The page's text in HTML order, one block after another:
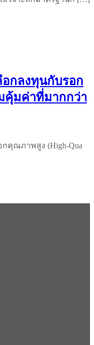
อกลงทุนกับรอก
คุ้มค่าที่มากกว่า
คุณภาพสูง (High-Qua